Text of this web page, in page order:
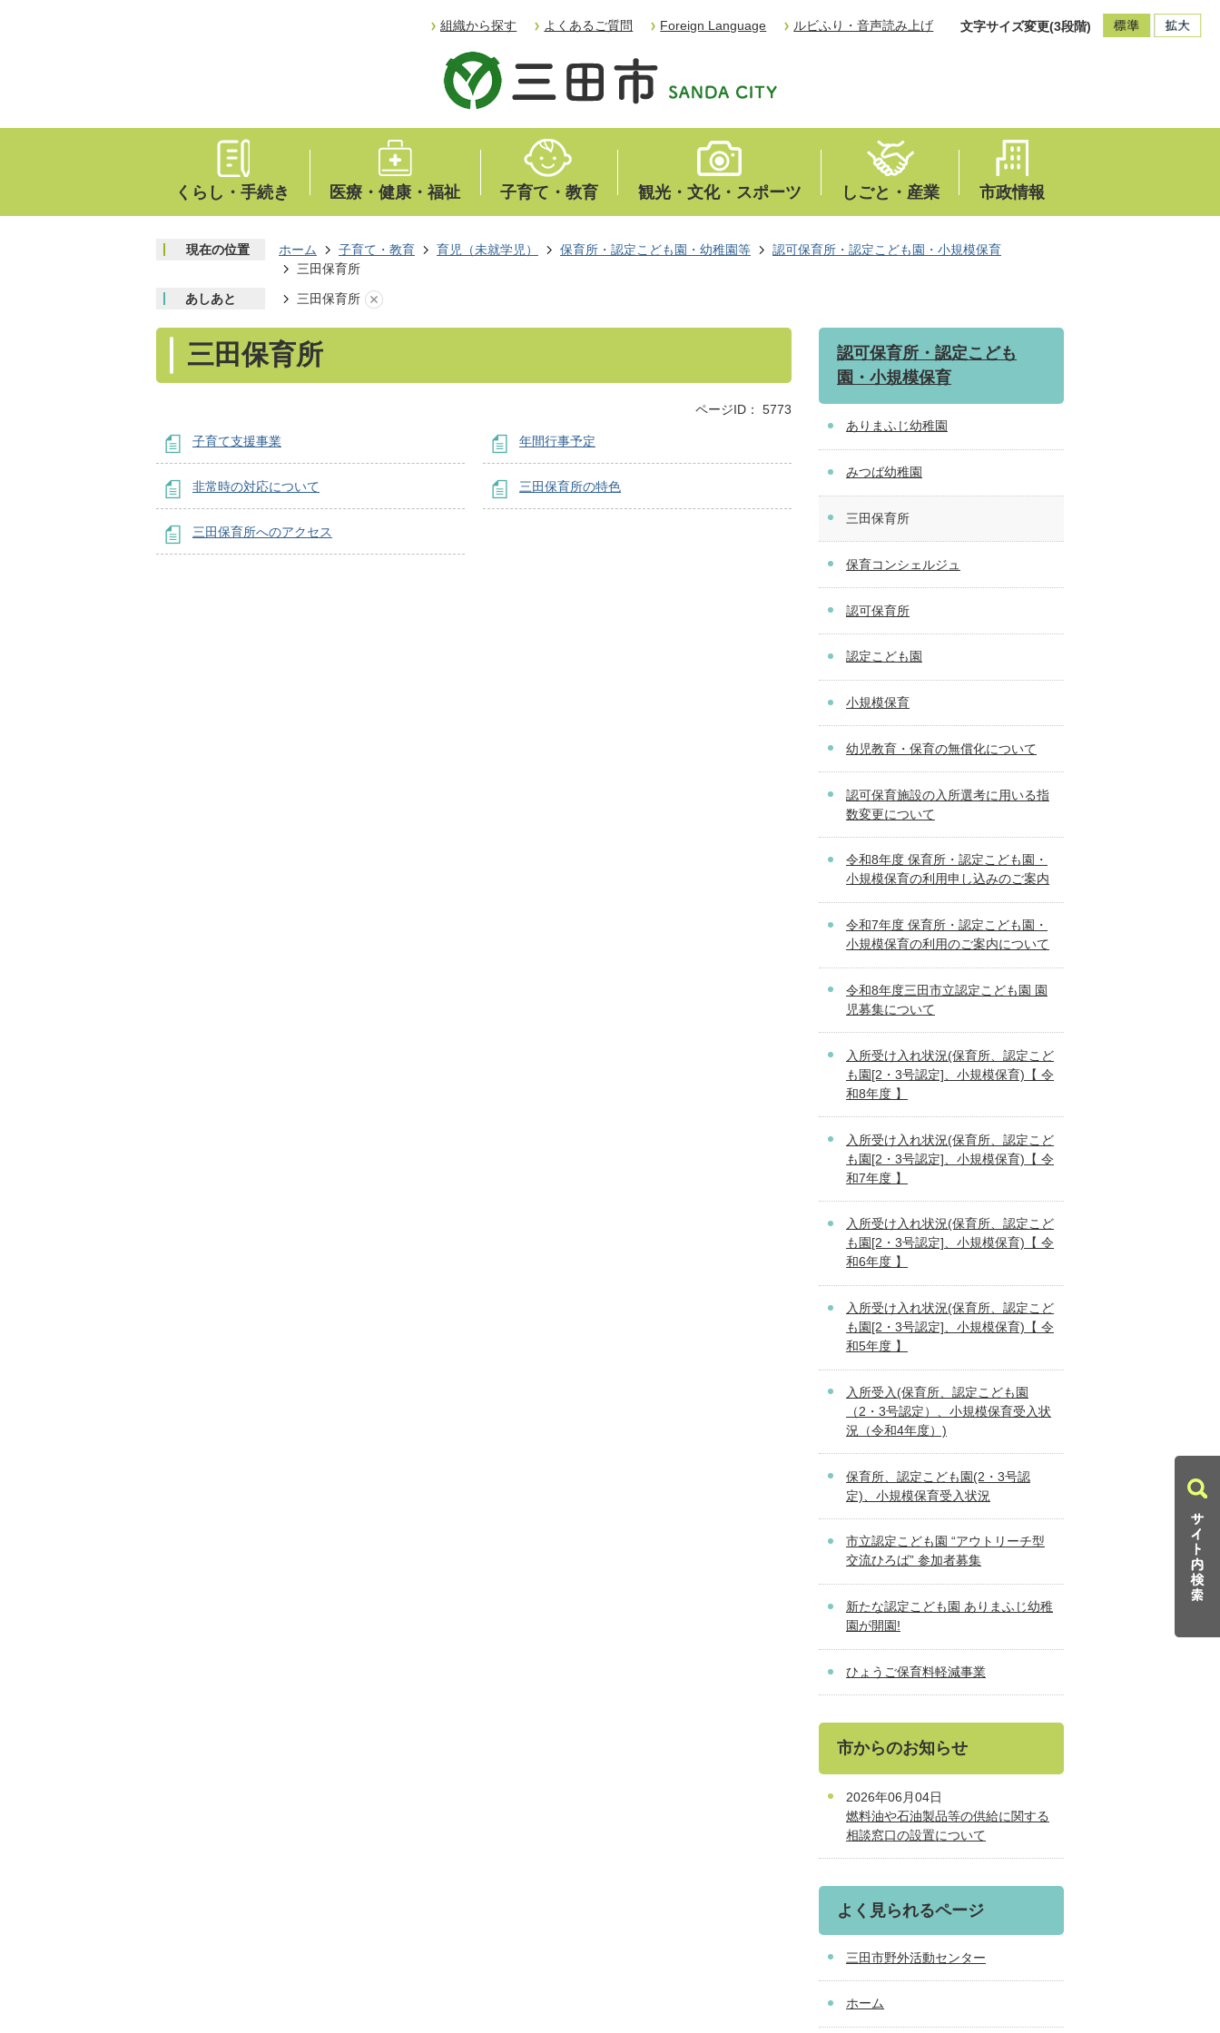
組織から探す よくあるご質問 Foreign Language ルビふり・音声読み上げ 文字サイズ変更(3段階)
くらし・手続き 医療・健康・福祉 子育て・教育 観光・文化・スポーツ しごと・産業 市政情報
現在の位置 ホーム 子育て・教育 育児（未就学児） 保育所・認定こども園・幼稚園等
認可保育所・認定こども園・小規模保育
三田保育所
あしあと 三田保育所
三田保育所
ページID： 5773
子育て支援事業 年間行事予定
非常時の対応について 三田保育所の特色
三田保育所へのアクセス
認可保育所・認定こども
園・小規模保育
ありまふじ幼稚園
みつば幼稚園
三田保育所
保育コンシェルジュ
認可保育所
認定こども園
小規模保育
幼児教育・保育の無償化について
認可保育施設の入所選考に用いる指
数変更について
令和8年度 保育所・認定こども園・
小規模保育の利用申し込みのご案内
令和7年度 保育所・認定こども園・
小規模保育の利用のご案内について
令和8年度三田市立認定こども園 園
児募集について
入所受け入れ状況(保育所、認定こど
も園[2・3号認定]、小規模保育)【 令
和8年度 】
入所受け入れ状況(保育所、認定こど
も園[2・3号認定]、小規模保育)【 令
和7年度 】
入所受け入れ状況(保育所、認定こど
も園[2・3号認定]、小規模保育)【 令
和6年度 】
入所受け入れ状況(保育所、認定こど
も園[2・3号認定]、小規模保育)【 令
和5年度 】
入所受入(保育所、認定こども園
（2・3号認定）、小規模保育受入状
況（令和4年度）)
保育所、認定こども園(2・3号認
定)、小規模保育受入状況
市立認定こども園 “アウトリーチ型
交流ひろば” 参加者募集
新たな認定こども園 ありまふじ幼稚
園が開園!
ひょうご保育料軽減事業
市からのお知らせ
2026年06月04日
燃料油や石油製品等の供給に関する
相談窓口の設置について
よく見られるページ
三田市野外活動センター
ホーム